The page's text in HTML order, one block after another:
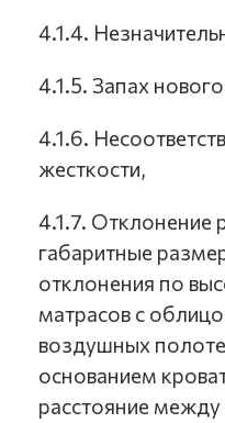
4.1.4.
4.1.5. Запах
4.1.6.
жесткости,
4.1.7. Отклонение
габаритные
отклонения по
матрасов с
воздушных
основанием
расстояние